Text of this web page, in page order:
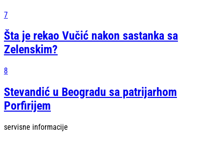
7
Šta je rekao Vučić nakon sastanka sa
Zelenskim?
8
Stevandić u Beogradu sa patrijarhom
Porfirijem
servisne informacije